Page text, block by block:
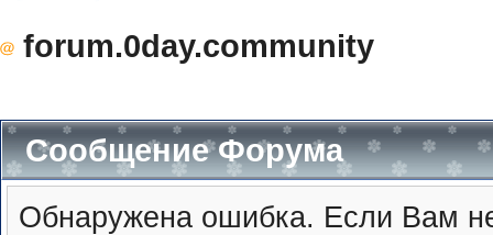
forum.0day.community
Сообщение Форума
Обнаружена ошибка. Если Вам